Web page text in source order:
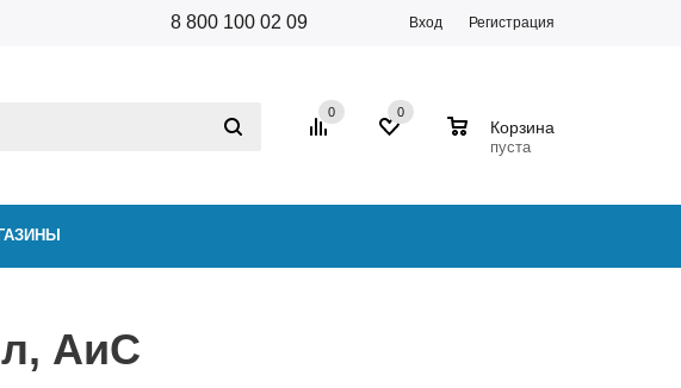
8 800 100 02 09 Вход Регистрация
0 0
Корзина
пуста
л, АиС